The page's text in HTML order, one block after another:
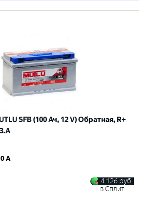
SFB (100 Ач, 12 V) Обратная, R+
A
4 126 руб.
в Сплит